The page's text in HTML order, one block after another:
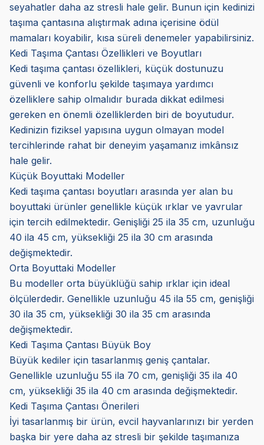
seyahatler daha az stresli hale gelir. Bunun için kedinizi
taşıma çantasına alıştırmak adına içerisine ödül
mamaları koyabilir, kısa süreli denemeler yapabilirsiniz.
Kedi Taşıma Çantası Özellikleri ve Boyutları
Kedi taşıma çantası özellikleri, küçük dostunuzu
güvenli ve konforlu şekilde taşımaya yardımcı
özelliklere sahip olmalıdır burada dikkat edilmesi
gereken en önemli özelliklerden biri de boyutudur.
Kedinizin fiziksel yapısına uygun olmayan model
tercihlerinde rahat bir deneyim yaşamanız imkânsız
hale gelir.
Küçük Boyuttaki Modeller
Kedi taşıma çantası boyutları arasında yer alan bu
boyuttaki ürünler genellikle küçük ırklar ve yavrular
için tercih edilmektedir. Genişliği 25 ila 35 cm, uzunluğu
40 ila 45 cm, yüksekliği 25 ila 30 cm arasında
değişmektedir.
Orta Boyuttaki Modeller
Bu modeller orta büyüklüğü sahip ırklar için ideal
ölçülerdedir. Genellikle uzunluğu 45 ila 55 cm, genişliği
30 ila 35 cm, yüksekliği 30 ila 35 cm arasında
değişmektedir.
Kedi Taşıma Çantası Büyük Boy
Büyük kediler için tasarlanmış geniş çantalar.
Genellikle uzunluğu 55 ila 70 cm, genişliği 35 ila 40
cm, yüksekliği 35 ila 40 cm arasında değişmektedir.
Kedi Taşıma Çantası Önerileri
İyi tasarlanmış bir ürün, evcil hayvanlarınızı bir yerden
başka bir yere daha az stresli bir şekilde taşımanıza